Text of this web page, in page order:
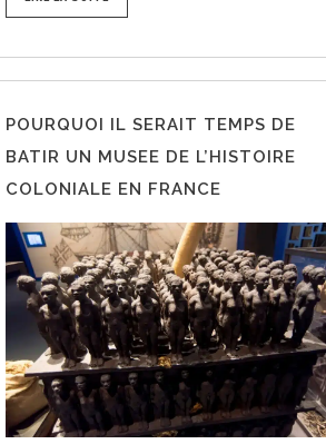
POURQUOI IL SERAIT TEMPS DE
BATIR UN MUSEE DE L’HISTOIRE
COLONIALE EN FRANCE